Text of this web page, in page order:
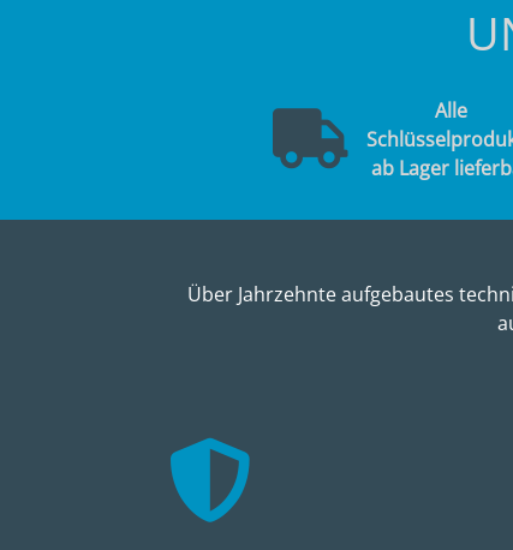
Alle
ab Lager
Über Jahrzehnte aufgebautes